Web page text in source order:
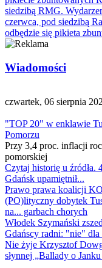
siedzibą RMG.
czerwca, pod siedzibą
odbędzie się pikieta
Wiadomości
czwartek, 06 sierpnia
"TOP 20" w enklawie
Pomorzu
Przy 3,4 proc. inflacji
pomorskiej
Czytaj historię u
Gdańsk upamiętnił...
Prawo prawa koalicji
(PO)lityczny dobytek
na... garbach chorych
Włodek Szymański
Gdańscy radni: "nie"
Nie żyje Krzysztof
słynnej „Ballady o